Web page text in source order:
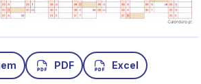
PDF Excel